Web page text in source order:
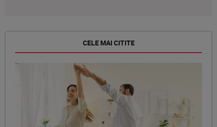
CELE MAI CITITE